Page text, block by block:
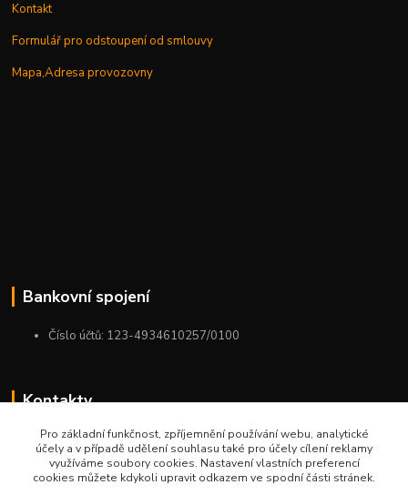
Kontakt
Formulář pro odstoupení od smlouvy
Mapa,Adresa provozovny
Bankovní spojení
Číslo účtů: 123-4934610257/0100
Kontakty
+420 775 954 963
9:00-12:00-13:00-16:00
Pro základní funkčnost, zpříjemnění používání webu, analytické
účely a v případě udělení souhlasu také pro účely cílení reklamy
využíváme soubory cookies. Nastavení vlastních preferencí
cookies můžete kdykoli upravit odkazem ve spodní části stránek.